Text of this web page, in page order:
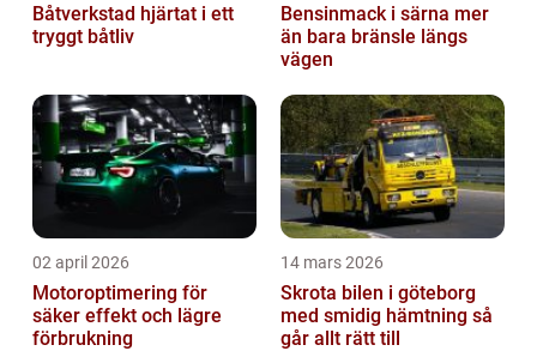
Båtverkstad hjärtat i ett
tryggt båtliv
Bensinmack i särna mer
än bara bränsle längs
vägen
02 april 2026
Motoroptimering för
säker effekt och lägre
förbrukning
14 mars 2026
Skrota bilen i göteborg
med smidig hämtning så
går allt rätt till